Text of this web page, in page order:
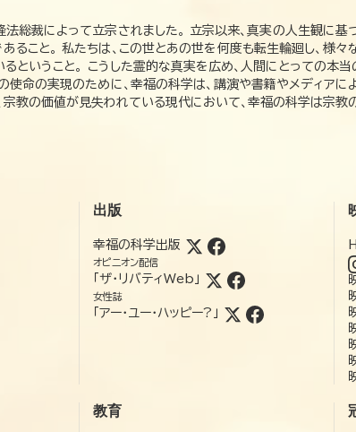
総裁によって立宗されました。 立宗以来、真実の人生観に基
ること。 私たちは、この世とあの世を何度も転生輪廻し、様
ということ。 こうした霊的な真実を広め、人間にとっての本
使命の実現のために、幸福の科学は、講演や書籍やメディア
宗教の価値が見失われている現代において、幸福の科学は宗教
出版
幸福の科学出版
オピニオン配信
「ザ・リバティWeb」
女性誌
「アー・ユー・ハッピー?」
教育